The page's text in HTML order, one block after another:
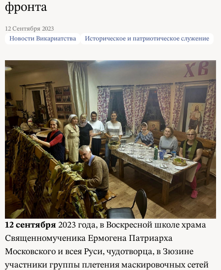
фронта
12 Сентября 2023
Новости Викариатства
Историческое и патриотическое служение
12 сентября 2023 года, в Воскресной школе храма
Священномученика Ермогена Патриарха
Московского и всея Руси, чудотворца, в Зюзине
участники группы плетения маскировочных сетей